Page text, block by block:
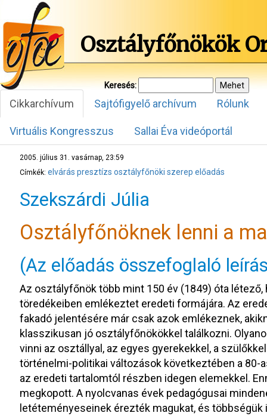
Osztályfőnökök
Keresés:
Cikkarchívum Sajtófigyelő archívum Rólunk
Virtuális Kongresszus Sallai Éva videóportál
2005. július 31. vasárnap, 23:59
Címkék: elvárás presztízs osztályfőnöki szerep előadás
Szekszárdi Júlia
Osztályfőnöknek lenni a
(Az előadás összefoglaló
Az osztályfőnök több mint 150 év (1849) óta
töredékeiben emlékeztet eredeti formájára. Az
fakadó jelentésére már csak azok emlékeznek,
klasszikusan jó osztályfőnökökkel találkozni.
vinni az osztállyal, az egyes gyerekekkel, a
történelmi-politikai változások következtében a 80-
az eredeti tartalomtól részben idegen elemekkel.
megkopott. A nyolcvanas évek pedagógusai
letéteményeseinek érezték magukat, és